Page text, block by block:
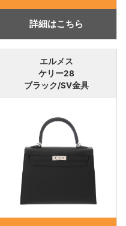
詳細はこちら
エルメス
ケリー28
ブラック/SV金具